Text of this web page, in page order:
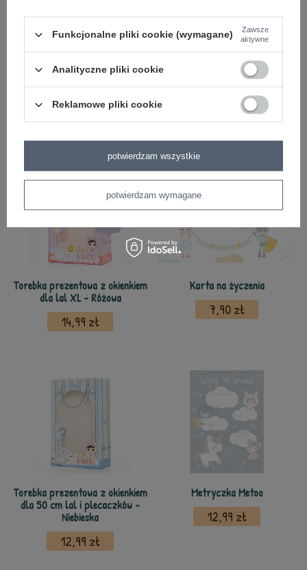
Trzymać z daleka od ognia.
z tej samej serii
Torebka prezentowa z okienkiem
dla lal XL - Różowa
14,99 zł
Karta na życzenia
7,90 zł
Torebka prezentowa z okienkiem
dla 50 cm lal i plecaczków -
Niebieska
12,99 zł
Metryczka Metoo
12,99 zł
Funkcjonalne pliki cookie (wymagane)
Zawsze
aktywne
Analityczne pliki cookie
Reklamowe pliki cookie
potwierdzam wymagane
potwierdzam wszystkie